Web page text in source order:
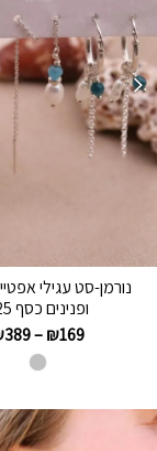
נורמן-סט עגילי
ופנינים כסף 925
₪169
–
389